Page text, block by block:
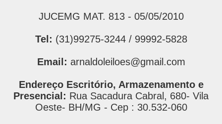
JUCEMG MAT. 813 - 05/05/2010
Tel: (31)99275-3244 / 99992-5828
Email: arnaldoleiloes@gmail.com
Endereço Escritório, Armazenamento e
Presencial: Rua Sacadura Cabral, 680- Vila
Oeste- BH/MG - Cep : 30.532-060